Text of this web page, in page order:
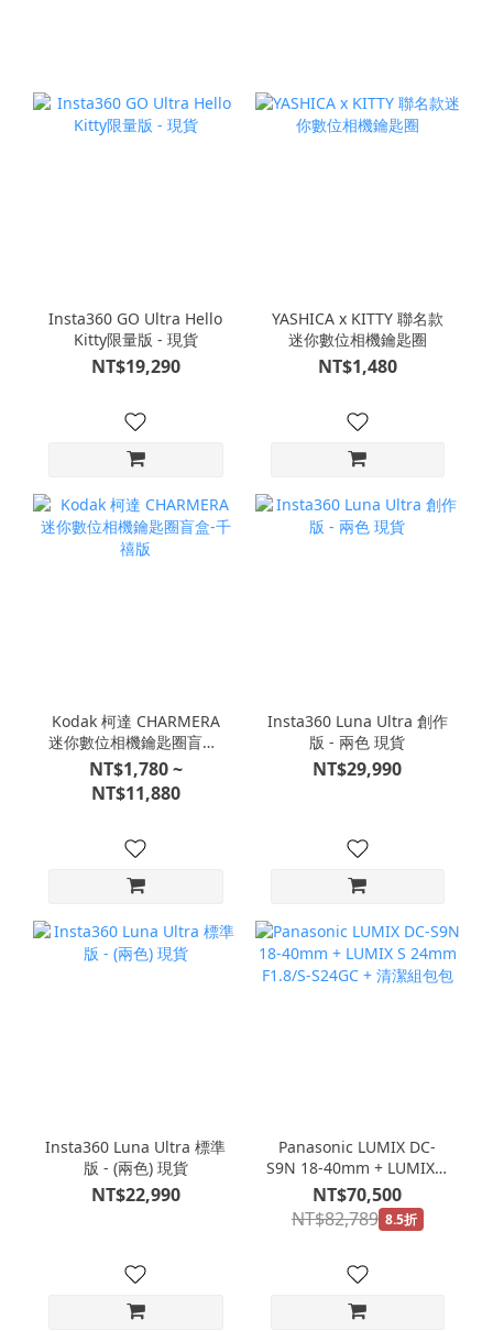
Insta360 GO Ultra Hello
Kitty限量版 - 現貨
NT$19,290
YASHICA x KITTY 聯名款
迷你數位相機鑰匙圈
NT$1,480
Kodak 柯達 CHARMERA
迷你數位相機鑰匙圈盲盒-
千禧版
NT$1,780 ~
NT$11,880
Insta360 Luna Ultra 創作
版 - 兩色 現貨
NT$29,990
Insta360 Luna Ultra 標準
版 - (兩色) 現貨
NT$22,990
Panasonic LUMIX DC-
S9N 18-40mm + LUMIX S
24mm F1.8/S-S24GC + 清
潔組包包
NT$70,500
NT$82,789 8.5折